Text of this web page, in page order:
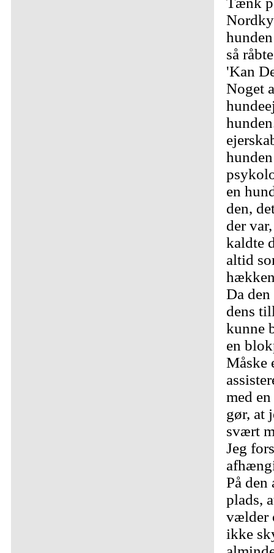
så
'Kan
Noget
en
den,
der
kaldte
altid
Da
dens
kunne
en
Måske
med
gør, at
svært
Jeg
På den
plads,
vælder
ikke